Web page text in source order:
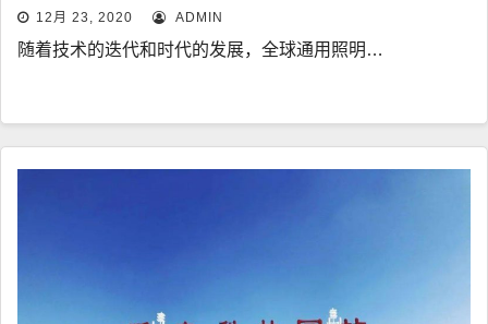
12月 23, 2020 ADMIN
随着技术的迭代和时代的发展，全球通用照明…